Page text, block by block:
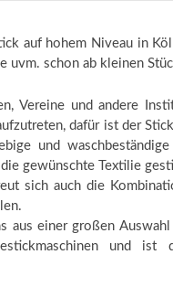
auf hohem Niveau in
uvm. schon ab kleinen
Vereine und andere
dafür ist der
und
gewünschte Textilie
sich auch die
aus einer großen
und